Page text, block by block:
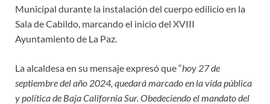
Municipal durante la instalación del cuerpo edilicio en la
Sala de Cabildo, marcando el inicio del XVIII
Ayuntamiento de La Paz.
La alcaldesa en su mensaje expresó que “hoy 27 de
septiembre del año 2024, quedará marcado en la vida pública
y política de Baja California Sur. Obedeciendo el mandato del